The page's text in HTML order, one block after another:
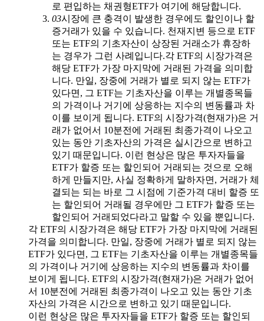
로 편입하는 채권형ETF가 여기에 해당합니다.
03시장에 큰 충격이 발생한 경우에도 할인이나 할
증거래가 있을 수 있습니다. 천재지변 등으로 ETF
또는 ETF의 기초자산이 상장된 거래소가 휴장하
는 경우가 그런 사례입니다.각 ETF의 시장가격은
해당 ETF가 가장 마지막에 거래된 가격을 의미합
니다. 만일, 장중에 거래가 별로 되지 않는 ETF가
있다면, 그 ETF는 기초자산을 이루는 개별종목들
의 가격이나 거기에 상응하는 지수의 변동률과 차
이를 보이게 됩니다. ETF의 시장가격(현재가)은 거
래가 없어서 10분전에 거래된 최종가격이 나오고
있는 동안 기초자산의 가격은 실시간으로 변하고
있기 때문입니다. 이런 현상은 많은 투자자들을
ETF가 할증 또는 할인되어 거래되는 것으로 오해
하게 만들지만, 사실 정확하게 말하자면, 거래가 체
결되는 되는 바로 그 시점에 기준가격 대비 할증 또
는 할인되어 거래될 경우에만 그 ETF가 할증 또는
할인되어 거래되었다라고 말할 수 있을 뿐입니다.
각 ETF의 시장가격은 해당 ETF가 가장 마지막에 거래된
가격을 의미합니다. 만일, 장중에 거래가 별로 되지 않는
ETF가 있다면, 그 ETF는 기초자산을 이루는 개별종목들
의 가격이나 거기에 상응하는 지수의 변동률과 차이를
보이게 됩니다. ETF의 시장가격(현재가)은 거래가 없어
서 10분전에 거래된 최종가격이 나오고 있는 동안 기초
자산의 가격은 시간으로 변하고 있기 때문입니다.
이런 현상은 많은 투자자들을 ETF가 할증 또는 할인되